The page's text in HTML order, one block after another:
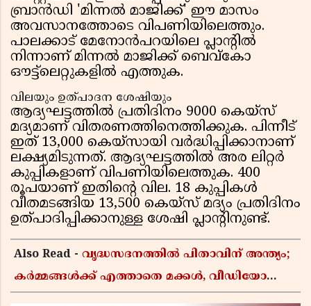
ബ്രാൻഡി 'മിന്നൽ മാജിക്ക്' ഈ മാസം
അവസാനത്തോടെ വിപണിയിലെത്തും.
പാലക്കാട് മേനോൻപറയിലെ പ്ലാൻ്റിൽ
നിന്നാണ് മിന്നൽ മാജിക്ക് ബെവ്കോ
ഔട്ട്‌ലെറ്റുകളിൽ എത്തുക.
വിലയും ഉത്പാദന ശേഷിയും
ആദ്യഘട്ടത്തിൽ പ്രതിദിനം 9000 കെയ്‌സ്
മദ്യമാണ് വിതരണത്തിനെത്തിക്കുക. പിന്നീട്
ഇത് 13,000 കെയ്‌സായി വർദ്ധിപ്പിക്കാനാണ്
ലക്ഷ്യമിടുന്നത്. ആദ്യഘട്ടത്തിൽ അര ലിറ്റർ
കുപ്പികളാണ് വിപണിയിലെത്തുക. 400
രൂപയാണ് ഇതിൻ്റെ വില. 18 കുപ്പികൾ
വീതമടങ്ങിയ 13,500 കെയ്‌സ് മദ്യം പ്രതിദിനം
ഉത്പാദിപ്പിക്കാനുള്ള ശേഷി പ്ലാൻ്റിനുണ്ട്.
Also Read - വൃദ്ധസദനത്തിൽ പിതാവിന് അന്ത്യം;
കർമ്മങ്ങൾക്ക് എത്താതെ മക്കൾ, വീഡിയോ